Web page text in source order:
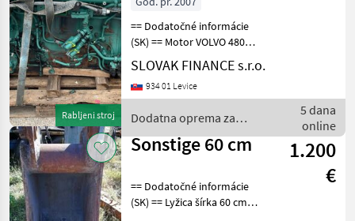
Rabljeni stroj
== Dodatočné informácie
(SK) == Motor VOLVO 480
typ D13C480, EURO 5, r.v.
6/2007, bez turba, bez
vstrekovacov, bez
bez olejovej vane, o
SLOVAK FINANCE s.r.o.
934 01 Levice
Dodatna oprema za
traktore / Sonstige
5 dana
online
Sonstige 60 cm
1.200
€
== Dodatočné informácie
(SK) == Lyžica šírka 60 cm